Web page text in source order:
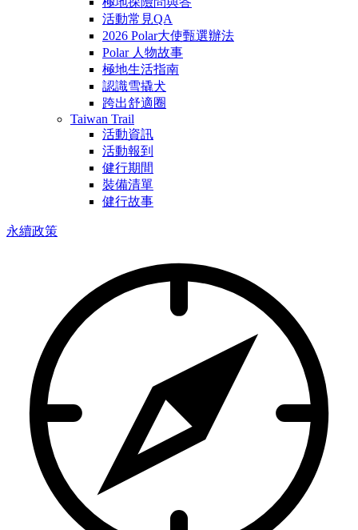
活動常見QA
2026 Polar大使甄選辦法
Polar 人物故事
極地生活指南
認識雪撬犬
跨出舒適圈
Taiwan Trail
活動資訊
活動報到
健行期間
裝備清單
健行故事
永續政策